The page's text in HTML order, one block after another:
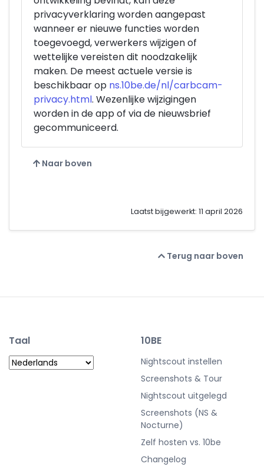
privacyverklaring worden aangepast
wanneer er nieuwe functies worden
toegevoegd, verwerkers wijzigen of
wettelijke vereisten dit noodzakelijk
maken. De meest actuele versie is
beschikbaar op ns.10be.de/nl/carbcam-
privacy.html. Wezenlijke wijzigingen
worden in de app of via de nieuwsbrief
gecommuniceerd.
Naar boven
Laatst bijgewerkt: 11 april 2026
Terug naar boven
Taal 10BE
Nightscout instellen
Screenshots & Tour
Nightscout uitgelegd
Screenshots (NS &
Nocturne)
Zelf hosten vs. 10be
Changelog